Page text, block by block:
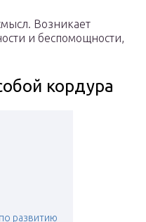
Возникает
и беспомощности,
кордура
развитию